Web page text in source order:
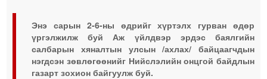
Энэ сарын 2-6-ны өдрийг хүртэлх гурван өдөр
үргэлжилж буй Аж үйлдвэр эрдэс баялгийн
салбарын хяналтын улсын /ахлах/ байцаагчдын
нэгдсэн зөвлөгөөнийг Нийслэлийн онцгой байдлын
газарт зохион байгуулж буй.